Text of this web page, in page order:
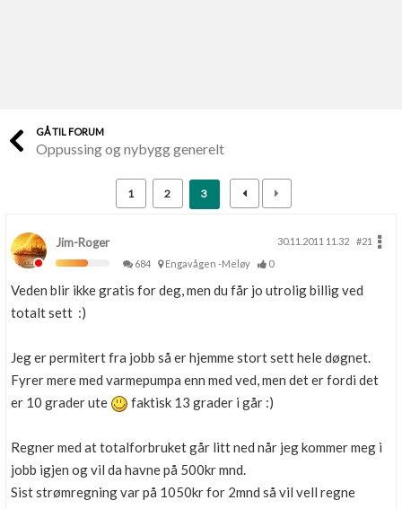
Finn håndverkere
Skaff dokumentasjon som mangler
Kundeservice
Få svar på det du lurer på
Kom i gang med Boligmappa
Se din bolig? Klikk her
Få mer ut av Boligmappa
GÅ TIL FORUM
Oppussing og nybygg generelt
1 2 3
Jim-Roger 30.11.2011 11.32
#21
684
Engavågen -Meløy 0
Veden blir ikke gratis for deg, men du får jo utrolig billig ved
totalt sett :)
Jeg er permitert fra jobb så er hjemme stort sett hele døgnet.
Fyrer mere med varmepumpa enn med ved, men det er fordi det
er 10 grader ute
faktisk 13 grader i går :)
Regner med at totalforbruket går litt ned når jeg kommer meg i
jobb igjen og vil da havne på 500kr mnd.
Sist strømregning var på 1050kr for 2mnd så vil vell regne